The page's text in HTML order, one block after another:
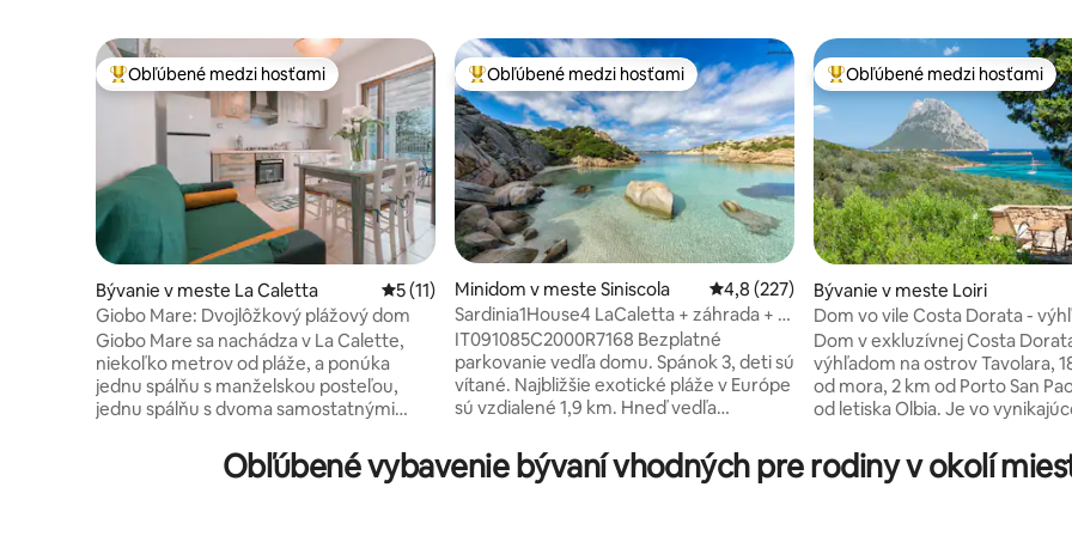
Najobľúbenejšie medzi hosťami
Obľúbené medzi hosťami
Bývanie v meste La Caletta Priemerné ohodnotenie 5 z 5, počet hodnotení: 11
5 (11)
Giobo Mare: Dvojlôžkový plážový dom
Giobo Mare sa nachádza v La Calette,
niekoľko metrov od pláže, a ponúka
jednu spálňu s manželskou posteľou,
jednu spálňu s dvoma samostatnými
manželskú posteľ), plne vybavenú
kuchyňu, kúpeľňu so sprchovacím kútom
Najobľúbenejšie medzi hosťami
Obľúbené medzi hosťami
Minidom v meste Siniscola Priemerné ohodnotenie 4,8 z 5, počet
4,8 (227)
Sardinia1House4 LaCaletta + záhrada + 2
miestne pláže
IT091085C2000R7168 Bezplatné
parkovanie vedľa domu. Spánok 3, deti sú
vítané. Najbližšie exotické pláže v Európe
sú vzdialené 1,9 km. Hneď vedľa
Veľká záhrada s množstvom voňavých
kríkov, viac ako 100 stromami a 60
Najobľúbenejšie medzi hosťami
Obľúbené medzi hosťami
Bývanie v meste Loiri
Dom vo vile Costa Dorata -
Tavolaru
Dom v exkluzívnej Costa
výhľadom na ostrov Tavolara,
od mora, 2 km od Porto San
od letiska Olbia. Je vo
šatníkom a izbou s rozkladacou
pohovkou pre dve osoby,
Obľúbené vybavenie bývaní vhodných pre rodiny v okolí